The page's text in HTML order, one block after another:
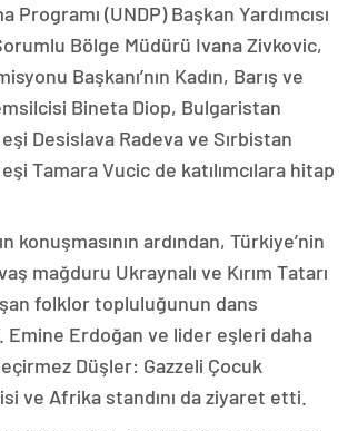
Programı (UNDP) Başkan Yardımcısı
Bölge Müdürü Ivana Zivkovic,
Başkanı’nın Kadın, Barış ve
Bineta Diop, Bulgaristan
Desislava Radeva ve Sırbistan
Tamara Vucic de katılımcılara hitap
konuşmasının ardından, Türkiye’nin
mağduru Ukraynalı ve Kırım Tatarı
folklor topluluğunun dans
Erdoğan ve lider eşleri daha
Düşler: Gazzeli Çocuk
ve Afrika standını da ziyaret etti.